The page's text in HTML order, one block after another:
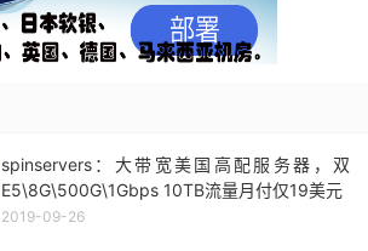
spinservers：大带宽美国高配服务器，双
E5\8G\500G\1Gbps 10TB流量月付仅19美元
2019-09-26